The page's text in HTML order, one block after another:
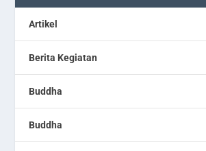
Artikel
Berita Kegiatan
Buddha
Buddha